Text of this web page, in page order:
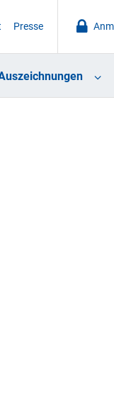
Presse